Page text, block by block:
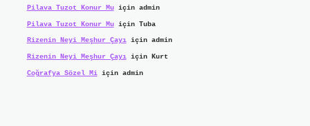
Pilava Tuzot Konur Muiçin admin
Pilava Tuzot Konur Muiçin Tuba
Rizenin Neyi Meşhur Çayıiçin admin
Rizenin Neyi Meşhur Çayıiçin Kurt
Coğrafya Sözel Miiçin admin